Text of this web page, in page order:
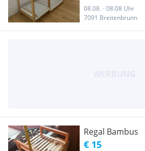
08.08. - 08:08 Uhr
7091 Breitenbrunn
Regal Bambus
€ 15